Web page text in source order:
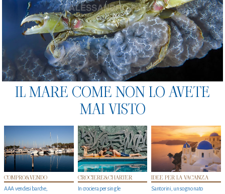
IL MARE COME NON LO AVETE
MAI VISTO
COMPRO&VENDO
AAA vendesi barche,
CROCIERE&CHARTER
In crociera per single
IDEE PER LA VACANZA
Santorini, un sogno nato